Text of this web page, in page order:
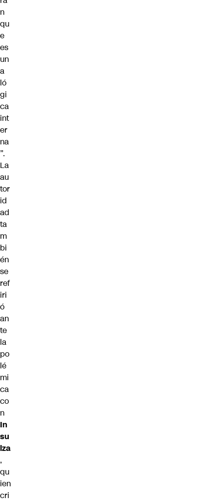
n
qu
e
es
un
a
ló
gi
ca
int
er
na
”.
La
au
tor
id
ad
ta
m
bi
én
se
ref
iri
ó
an
te
la
po
lé
mi
ca
co
n
In
su
lza
,
qu
ien
cri